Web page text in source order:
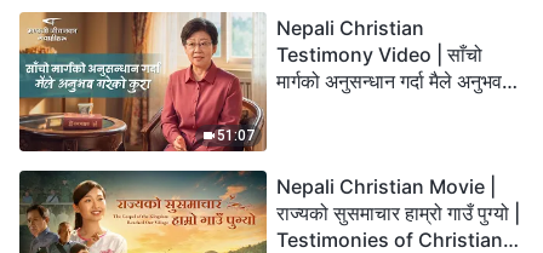
51:07
Nepali Christian
Testimony Video | साँचो
मार्गको अनुसन्धान गर्दा मैले अनुभव
Nepali Christian Movie |
राज्यको सुसमाचार हाम्रो गाउँ पुग्यो |
Testimonies of Christians